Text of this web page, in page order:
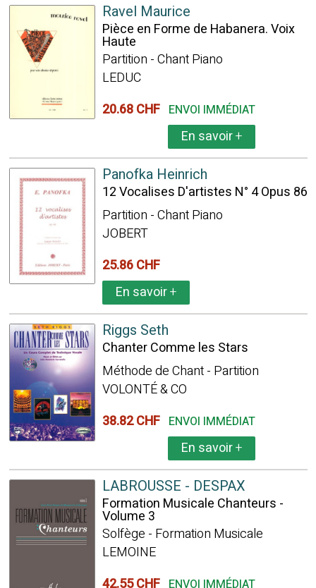
Ravel Maurice
Pièce en Forme de Habanera. Voix
Haute
Partition - Chant Piano
LEDUC
20.68 CHF ENVOI IMMÉDIAT
En savoir+
Panofka Heinrich
12 Vocalises D'artistes N° 4 Opus 86
Partition - Chant Piano
JOBERT
25.86 CHF
En savoir+
Riggs Seth
Chanter Comme les Stars
Méthode de Chant - Partition
VOLONTÉ & CO
38.82 CHF ENVOI IMMÉDIAT
En savoir+
LABROUSSE - DESPAX
Formation Musicale Chanteurs -
Volume 3
Solfège - Formation Musicale
LEMOINE
42.55 CHF ENVOI IMMÉDIAT